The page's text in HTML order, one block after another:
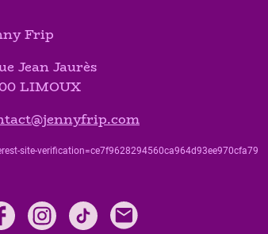
Frip
Jean Jaurès
LIMOUX
site-verification=ce7f9628294560ca964d93ee970cfa79